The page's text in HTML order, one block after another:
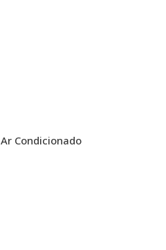
Condicionado